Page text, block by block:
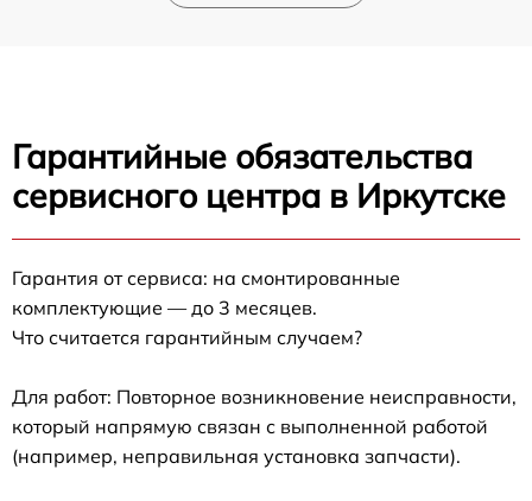
Гарантийные обязательства
сервисного центра в Иркутске
Гарантия от сервиса: на смонтированные
комплектующие — до 3 месяцев.
Что считается гарантийным случаем?
Для работ: Повторное возникновение неисправности,
который напрямую связан с выполненной работой
(например, неправильная установка запчасти).